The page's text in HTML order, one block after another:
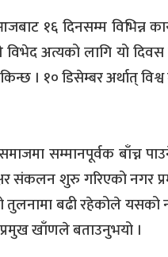
१६ दिनसम्म विभिन्न
अत्यको लागि यो दिवस
। १० डिसेम्बर अर्थात्
सम्मानपूर्वक बाँच्न
संकलन शुरु गरिएको नगर
तुलनामा बढी रहेकोले
खाँणले बताउनुभयो ।